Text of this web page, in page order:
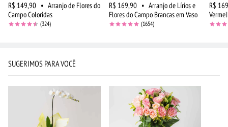
R$ 149,90 • Arranjo de Flores do
Campo Coloridas
(324)
R$ 169,90 • Arranjo de Lírios e
Flores do Campo Brancas em Vaso
(1654)
R$
SUGERIMOS PARA VOCÊ